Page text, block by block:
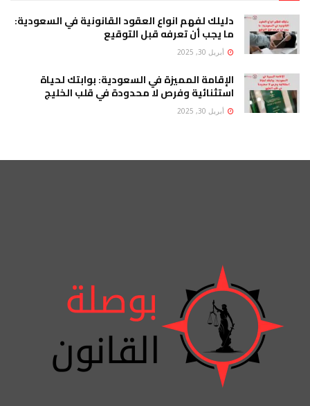
دليلك لفهم انواع العقود القانونية في السعودية:
ما يجب أن تعرفه قبل التوقيع
أبريل 30, 2025
الإقامة المميزة في السعودية: بوابتك لحياة
استثنائية وفرص لا محدودة في قلب الخليج
أبريل 30, 2025